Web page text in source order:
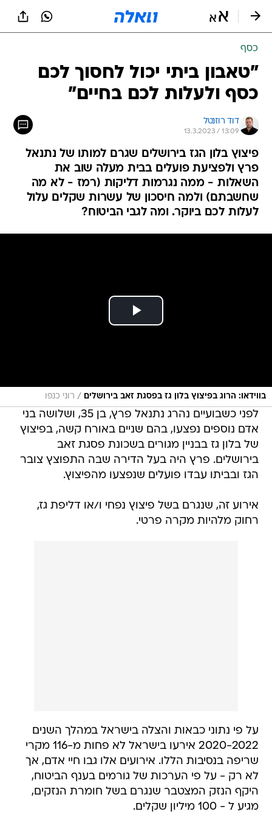
כסף
"טאבון ביתי יכול לחסוך לכם
כסף ולעלות לכם בחיים"
דוד רוזנטל
13.3.2023 / 13:09
פיצוץ בלון הגז בירושלים שגרם למותו של נתנאל
פרץ ולפציעת פועלים בבית מעלה שוב את
השאלות - ממה נגרמות דליקות (רמז - לא מה
שחשבתם) ולמה חיסכון של עשרות שקלים עלול
לעלות לכם ביוקר. ומה לגבי הביטוח?
בווידאו: הרוג בפיצוץ בלון גז בפסגת זאב בירושלים / רוני כנפו
לפני כשבועיים נהרג נתנאל פרץ, בן 35, ושלושה בני
אדם נוספים נפצעו, בהם שניים באורח קשה, בפיצוץ
של בלון גז בבניין מגורים בשכונת פסגת זאב
בירושלים. פרץ היה בעל הדירה שבה התפוצץ צובר
הגז ובביתו עבדו פועלים שנפצעו מהפיצוץ.
אירוע זה, שנגרם בשל פיצוץ נפחי ו/או דליפת גז,
רחוק מלהיות מקרה פרטי.
על פי נתוני כבאות והצלה בישראל במהלך השנים
2020-2022 אירעו בישראל לא פחות מ-116 מקרי
שריפה בנסיבות הללו. אירועים אלו גבו חיי אדם, אך
לא רק - על פי הערכות של גורמים בענף הביטוח,
היקף הנזק המצטבר שנגרם בשל חומרת הנזקים,
מגיע ל - 100 מיליון שקלים.